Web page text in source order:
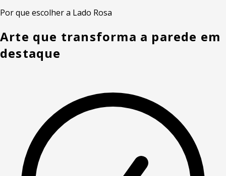
Por que escolher a Lado Rosa
Arte que transforma a parede em
destaque